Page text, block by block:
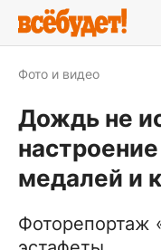
Фото и видео
Дождь не
медалей и
Фоторепортаж